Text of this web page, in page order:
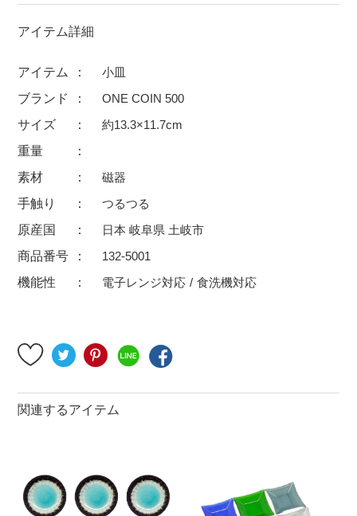
徳利・盃 徳利
そば徳利
箸・カトラリー
子供食器
調理雑器
価格
1,500円〜 2,000円〜
ブランド・窯名・作家名
特集
素材
アイテム詳細
アイテム
小皿
ブランド
ONE COIN 500
サイズ
約13.3×11.7cm
重量
素材
磁器
手触り
つるつる
原産国
日本 岐阜県 土岐市
商品番号
132-5001
機能性
電子レンジ対応 食洗機対応
関連するアイテム